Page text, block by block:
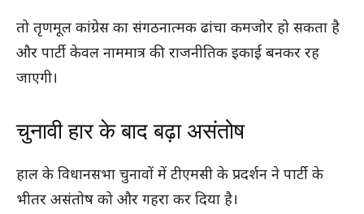
तो तृणमूल कांग्रेस का संगठनात्मक ढांचा कमजोर हो सकता है
और पार्टी केवल नाममात्र की राजनीतिक इकाई बनकर रह
जाएगी।
चुनावी हार के बाद बढ़ा असंतोष
हाल के विधानसभा चुनावों में टीएमसी के प्रदर्शन ने पार्टी के
भीतर असंतोष को और गहरा कर दिया है।